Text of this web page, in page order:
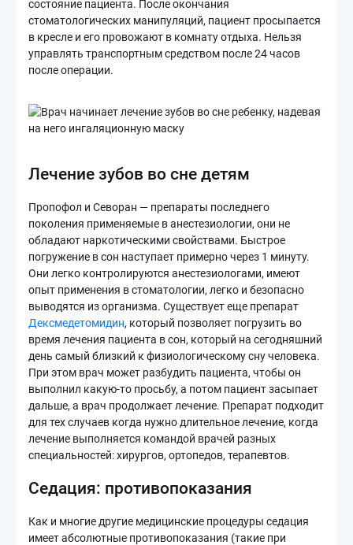
состояние пациента. После окончания
стоматологических манипуляций, пациент просыпается
в кресле и его провожают в комнату отдыха. Нельзя
управлять транспортным средством после 24 часов
после операции.
Лечение зубов во сне детям
Пропофол и Севоран — препараты последнего
поколения применяемые в анестезиологии, они не
обладают наркотическими свойствами. Быстрое
погружение в сон наступает примерно через 1 минуту.
Они легко контролируются анестезиологами, имеют
опыт применения в стоматологии, легко и безопасно
выводятся из организма. Существует еще препарат
Дексмедетомидин, который позволяет погрузить во
время лечения пациента в сон, который на сегодняшний
день самый близкий к физиологическому сну человека.
При этом врач может разбудить пациента, чтобы он
выполнил какую-то просьбу, а потом пациент засыпает
дальше, а врач продолжает лечение. Препарат подходит
для тех случаев когда нужно длительное лечение, когда
лечение выполняется командой врачей разных
специальностей: хирургов, ортопедов, терапевтов.
Седация: противопоказания
Как и многие другие медицинские процедуры седация
имеет абсолютные противопоказания (такие при